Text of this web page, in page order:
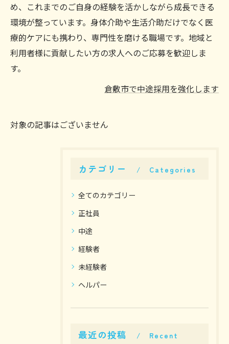
め、これまでのご自身の経験を活かしながら成長できる
環境が整っています。身体介助や生活介助だけでなく医
療的ケアにも携わり、専門性を磨ける職場です。地域と
利用者様に貢献したい方の求人へのご応募を歓迎しま
す。
倉敷市で中途採用を強化します
対象の記事はございません
カテゴリー Categories
全てのカテゴリー
正社員
中途
経験者
未経験者
ヘルパー
最近の投稿
Recent